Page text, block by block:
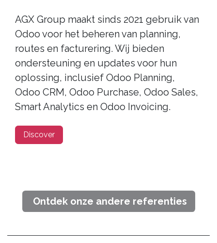
AGX Group maakt sinds 2021 gebruik van
Odoo voor het beheren van planning,
routes en facturering. Wij bieden
ondersteuning en updates voor hun
oplossing, inclusief Odoo Planning,
Odoo CRM, Odoo Purchase, Odoo Sales,
Smart Analytics en Odoo Invoicing.
Discover
Ontdek onze andere referenties